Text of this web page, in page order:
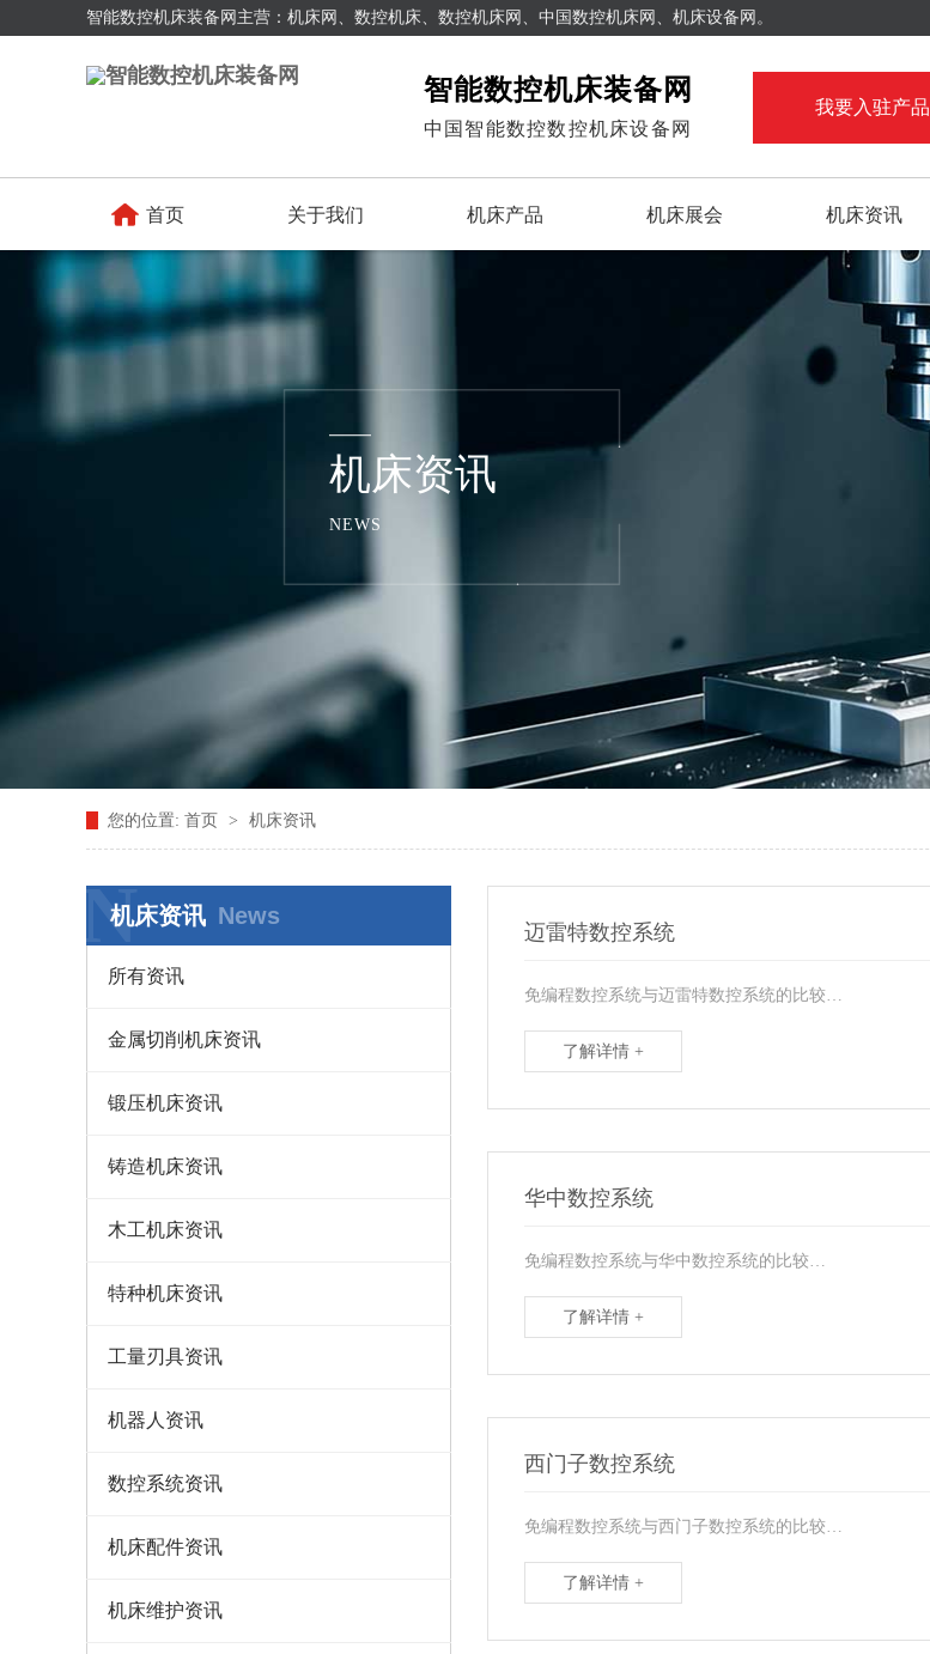
智能数控机床装备网主营：机床网、数控机床、数控机床网、中国数控机床网、机床设备网。
智能数控机床装备网
中国智能数控数控机床设备网
我要入驻产品
 首页 关于我们 机床产品 机床展会 机床资讯
机床资讯
NEWS
您的位置: 首页 > 机床资讯
机床资讯 News
N
所有资讯
金属切削机床资讯
锻压机床资讯
铸造机床资讯
木工机床资讯
特种机床资讯
工量刃具资讯
机器人资讯
数控系统资讯
机床配件资讯
机床维护资讯
迈雷特数控系统
免编程数控系统与迈雷特数控系统的比较…
了解详情 +
华中数控系统
免编程数控系统与华中数控系统的比较…
了解详情 +
西门子数控系统
免编程数控系统与西门子数控系统的比较…
了解详情 +